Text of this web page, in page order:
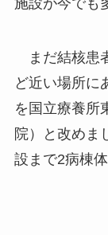
施設が今でも
まだ結核患
ど近い場所に
を国立療養所
院）と改めま
設まで2病棟